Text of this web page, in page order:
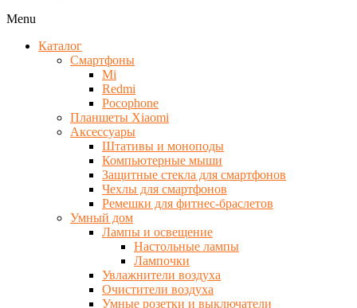
Menu
Каталог
Смартфоны
Mi
Redmi
Pocophone
Планшеты Xiaomi
Аксессуары
Штативы и моноподы
Компьютерные мыши
Защитные стекла для смартфонов
Чехлы для смартфонов
Ремешки для фитнес-браслетов
Умный дом
Лампы и освещение
Настольные лампы
Лампочки
Увлажнители воздуха
Очистители воздуха
Умные розетки и выключатели